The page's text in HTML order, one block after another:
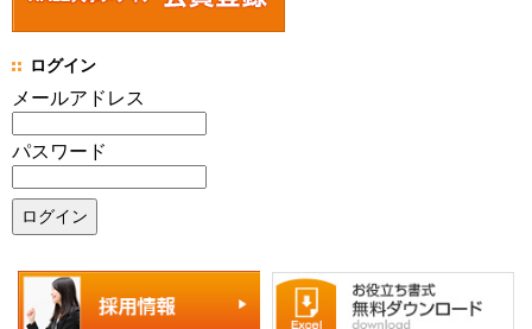
ログイン
メールアドレス
パスワード